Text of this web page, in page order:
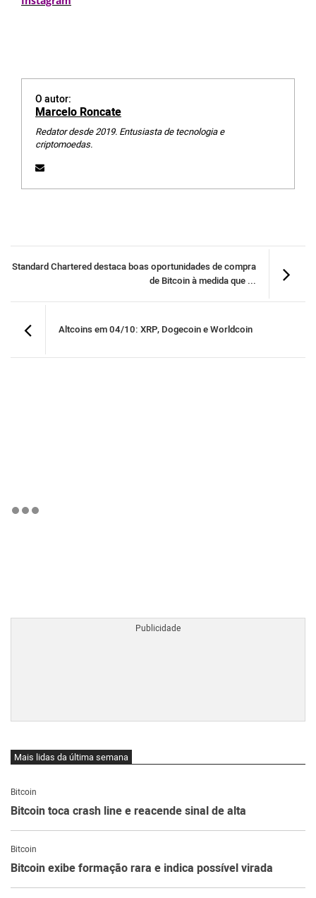
O autor:
Marcelo Roncate
Redator desde 2019. Entusiasta de tecnologia e
criptomoedas.
Standard Chartered destaca boas oportunidades de compra
de Bitcoin à medida que ...
Altcoins em 04/10: XRP, Dogecoin e Worldcoin
Mais lidas da última semana
Bitcoin
Bitcoin toca crash line e reacende sinal de alta
Bitcoin
Bitcoin exibe formação rara e indica possível virada